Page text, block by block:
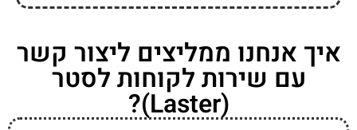
איך אנחנו ממליצים ליצור קשר
עם שירות לקוחות לסטר
(Laster)?